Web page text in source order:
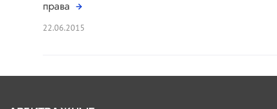
права
22.06.2015